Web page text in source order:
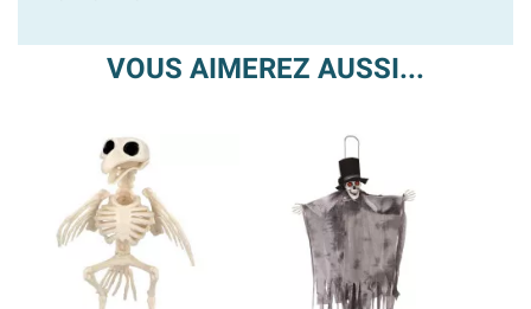
VOUS AIMEREZ AUSSI...